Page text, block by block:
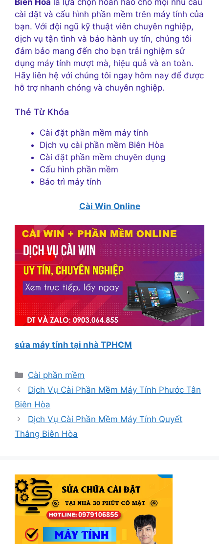
Biên Hòa là lựa chọn hoàn hảo cho mọi nhu cầu
cài đặt và cấu hình phần mềm trên máy tính của
bạn. Với đội ngũ kỹ thuật viên chuyên nghiệp,
dịch vụ tận tình và bảo hành uy tín, chúng tôi
đảm bảo mang đến cho bạn trải nghiệm sử
dụng máy tính mượt mà, hiệu quả và an toàn.
Hãy liên hệ với chúng tôi ngay hôm nay để được
hỗ trợ nhanh chóng và chuyên nghiệp.
Thẻ Từ Khóa
Cài đặt phần mềm máy tính
Dịch vụ cài phần mềm Biên Hòa
Cài đặt phần mềm chuyên dụng
Cấu hình phần mềm
Bảo trì máy tính
Cài Win Online
sửa máy tính tại nhà TPHCM
Danh
mục
Cài phần mềm
Dịch Vụ Cài Phần Mềm Máy Tính Phước Tân
Biên Hòa
Dịch Vụ Cài Phần Mềm Máy Tính Quyết
Thắng Biên Hòa